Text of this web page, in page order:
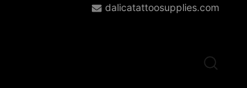
dalicatattoosupplies.com